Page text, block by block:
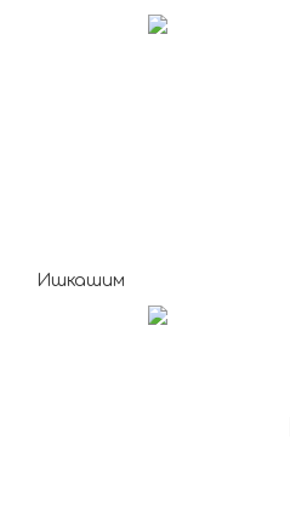
Ишкашим